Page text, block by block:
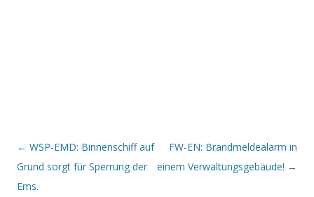
Beitrags-Navigation
← WSP-EMD: Binnenschiff auf
Grund sorgt für Sperrung der
Ems.
FW-EN: Brandmeldealarm in
einem Verwaltungsgebäude! →